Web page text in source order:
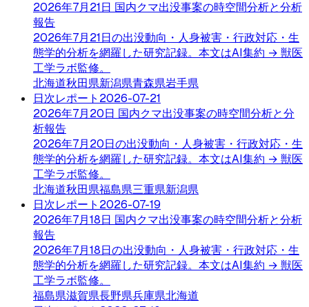
2026年7月21日 国内クマ出没事案の時空間分析と分析
報告
2026年7月21日の出没動向・人身被害・行政対応・生
態学的分析を網羅した研究記録。本文はAI集約 → 獣医
工学ラボ監修。
北海道秋田県新潟県青森県岩手県
日次レポート 2026-07-21
2026年7月20日 国内クマ出没事案の時空間分析と分
析報告
2026年7月20日の出没動向・人身被害・行政対応・生
態学的分析を網羅した研究記録。本文はAI集約 → 獣医
工学ラボ監修。
北海道秋田県福島県三重県新潟県
日次レポート 2026-07-19
2026年7月18日 国内クマ出没事案の時空間分析と分析
報告
2026年7月18日の出没動向・人身被害・行政対応・生
態学的分析を網羅した研究記録。本文はAI集約 → 獣医
工学ラボ監修。
福島県滋賀県長野県兵庫県北海道